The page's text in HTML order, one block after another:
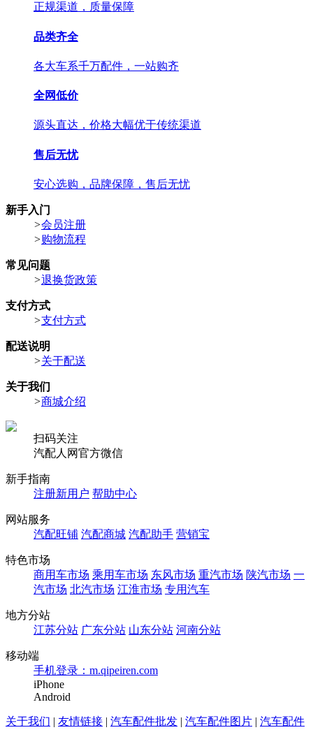
正规渠道，质量保障
品类齐全
各大车系千万配件，一站购齐
全网低价
源头直达，价格大幅优于传统渠道
售后无忧
安心选购，品牌保障，售后无忧
新手入门
>会员注册
>购物流程
常见问题
>退换货政策
支付方式
>支付方式
配送说明
>关于配送
关于我们
>商城介绍
扫码关注
汽配人网官方微信
新手指南
注册新用户 帮助中心
网站服务
汽配旺铺 汽配商城 汽配助手 营销宝
特色市场
商用车市场 乘用车市场 东风市场 重汽市场 陕汽市场 一
汽市场 北汽市场 江淮市场 专用汽车
地方分站
江苏分站 广东分站 山东分站 河南分站
移动端
手机登录：m.qipeiren.com
iPhone
Android
关于我们 | 友情链接 | 汽车配件批发 | 汽车配件图片 | 汽车配件